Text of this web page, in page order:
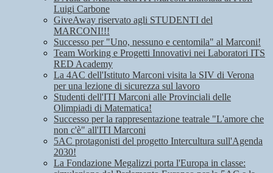
Luigi Carbone
GiveAway riservato agli STUDENTI del
MARCONI!!!
Successo per "Uno, nessuno e centomila" al Marconi!
Team Working e Progetti Innovativi nei Laboratori ITS
RED Academy
La 4AC dell'Istituto Marconi visita la SIV di Verona
per una lezione di sicurezza sul lavoro
Studenti dell'ITI Marconi alle Provinciali delle
Olimpiadi di Matematica!
Successo per la rappresentazione teatrale "L'amore che
non c'è" all'ITI Marconi
5AC protagonisti del progetto Intercultura sull'Agenda
2030!
La Fondazione Megalizzi porta l'Europa in classe: